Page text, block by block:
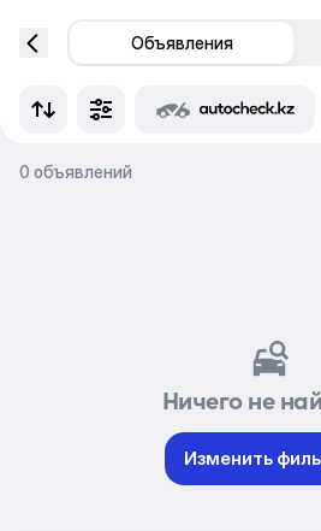
Объявления
0 объявлений
Ничего не
Изменить